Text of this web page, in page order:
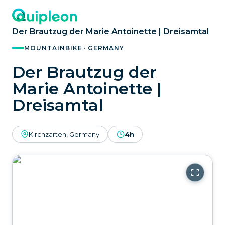
Der Brautzug der Marie Antoinette | Dreisamtal
MOUNTAINBIKE · GERMANY
Der Brautzug der
Marie Antoinette |
Dreisamtal
Kirchzarten, Germany 4h